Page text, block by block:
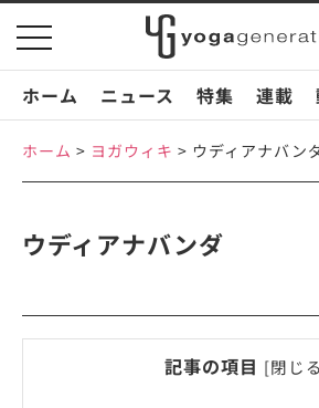
toggle
navigation
ホーム
ニュース 特集 連載
ホーム > ヨガウィキ > ウディアナバン
ウディアナバンダ
記事の項目 [閉じる